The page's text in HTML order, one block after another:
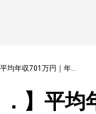
【ＡＯＩ Ｐｒｏ．】平均年収701万円｜年収推移・業界・年代・役職別など徹底解説！
】平均